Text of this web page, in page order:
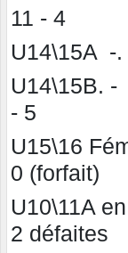
11 - 4
U14\15A -
U14\15B.
- 5
U15\16
0 (forfait)
U10\11A
2 défaites